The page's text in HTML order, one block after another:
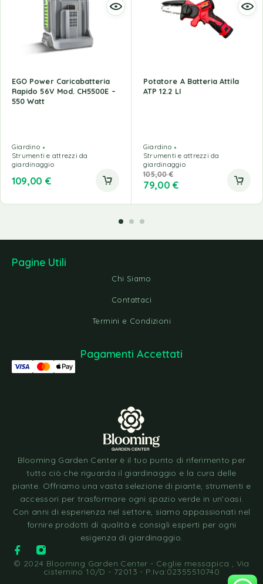
EGO Power Caricabatteria
Rapido 56V Mod. CH5500E –
550 Watt
Giardino
Strumenti e attrezzi da
giardinaggio
109,00 €
Potatore A Batteria Attila
ATP 12.2 LI
Giardino
Strumenti e attrezzi da
giardinaggio
105,00€
79,00 €
Pagine Utili
Chi Siamo
Contattaci
Termini e Condizioni
Blooming Garden Center è il tuo punto di riferimento per
tutto ciò che riguarda il giardinaggio e la cura delle
piante. Offriamo una vasta selezione di piante, strumenti e
accessori per trasformare ogni spazio verde in un’oasi.
Con anni di esperienza nel settore, siamo appassionati nel
fornire prodotti di qualità e consigli esperti per ogni
esigenza di giardinaggio.
© 2024 Blooming Garden Center - Ceglie messapica , Via
cisternino 10/D - 72013 - P.Iva:02355510740
Pagamenti Accettati